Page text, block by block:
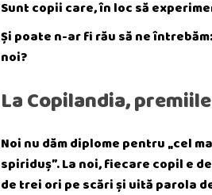
Sunt copii care, în loc să
Și poate n-ar fi rău să ne
noi?
La Copilandia,
Noi nu dăm diplome pentru „cel
spiriduș”. La noi, fiecare copil e
de trei ori pe scări și uită parola